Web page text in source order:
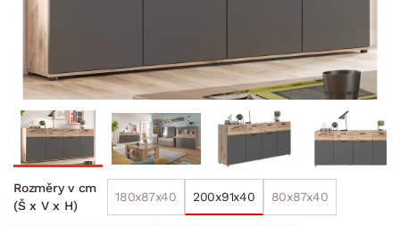
Rozměry v cm
(Š x V x H)
180x87x40 200x91x40 80x87x40